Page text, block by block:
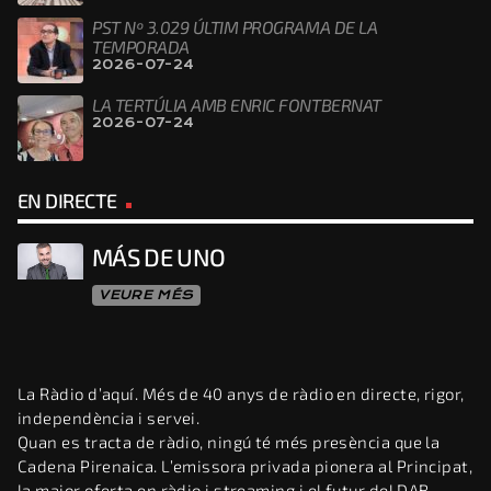
PST Nº 3.029 ÚLTIM PROGRAMA DE LA
TEMPORADA
2026-07-24
LA TERTÚLIA AMB ENRIC FONTBERNAT
2026-07-24
EN DIRECTE
MÁS DE UNO
VEURE MÉS
La Ràdio d’aquí. Més de 40 anys de ràdio en directe, rigor,
independència i servei.
Quan es tracta de ràdio, ningú té més presència que la
Cadena Pirenaica. L’emissora privada pionera al Principat,